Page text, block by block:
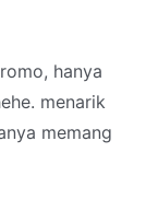
hanya
menarik
memang